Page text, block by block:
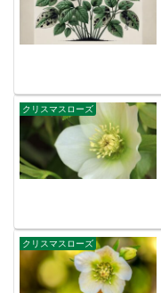
クリスマスローズ
クリスマスローズ